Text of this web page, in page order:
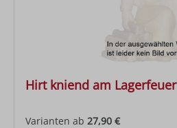
Hirt kniend am Lagerfeuer
Varianten ab 27,90 €